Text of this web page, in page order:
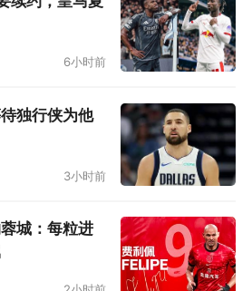
上，加斯帕尔就回了巴西，拉
。本来，即使阿尔维斯不受
此时到巴黎。他到巴黎的任
病康复情况。2月25日受
先没想到的是，巴西国脚中
6小时前
独行侠为他
3小时前
城：每粒进